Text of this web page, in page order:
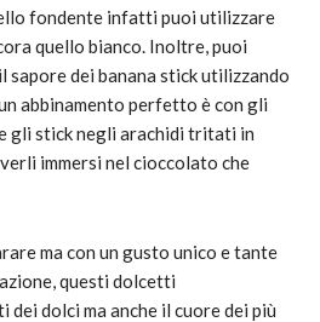
fondente infatti puoi utilizzare
quello bianco. Inoltre, puoi
dei banana stick utilizzando
abbinamento perfetto è con gli
gli stick negli arachidi tritati in
immersi nel cioccolato che
ma con un gusto unico e tante
questi dolcetti
dolci ma anche il cuore dei più